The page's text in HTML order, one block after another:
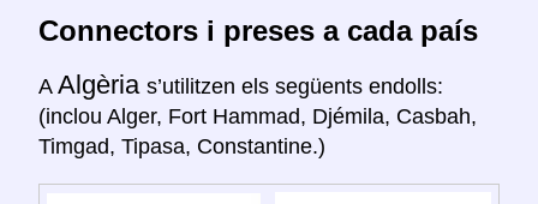
Connectors i preses a cada país
A Algèria s’utilitzen els següents endolls:
(inclou Alger, Fort Hammad, Djémila, Casbah,
Timgad, Tipasa, Constantine.)